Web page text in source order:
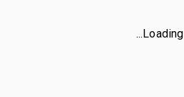
Loading...